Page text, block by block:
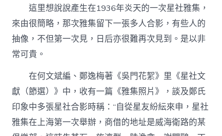
九
宮
格
空
網〉
中
這里想說說產生在1936年炎天的一次星社雅集，
來由很簡略，那次雅集留下一張多人合影，有些人的
抽像，不但第一次見，日后亦很難再次見到。是以非
常可貴。
在何文斌編、鄭逸梅著《吳門花絮》里《星社文
獻（節選）》中，收有一篇《雅集照片》，談及鄭氏
印象中多張星社合影時稱：“自從星友紛紜來申，星社
雅集在上海第一次舉辦，商借的地址是威海衛路的某